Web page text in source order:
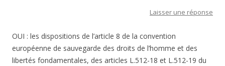
Laisser une réponse
OUI : les dispositions de l’article 8 de la convention
européenne de sauvegarde des droits de l’homme et des
libertés fondamentales, des articles L.512-18 et L.512-19 du